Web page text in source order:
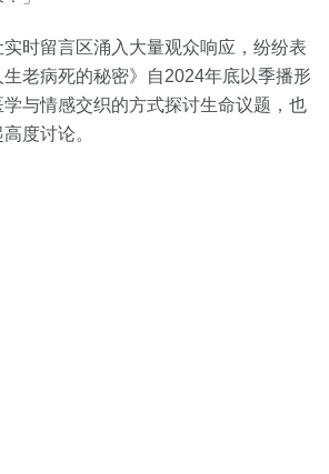
时留言区涌入大量观众响应，纷纷表
老病死的秘密》自2024年底以季播形
与情感交织的方式探讨生命议题，也
度讨论。